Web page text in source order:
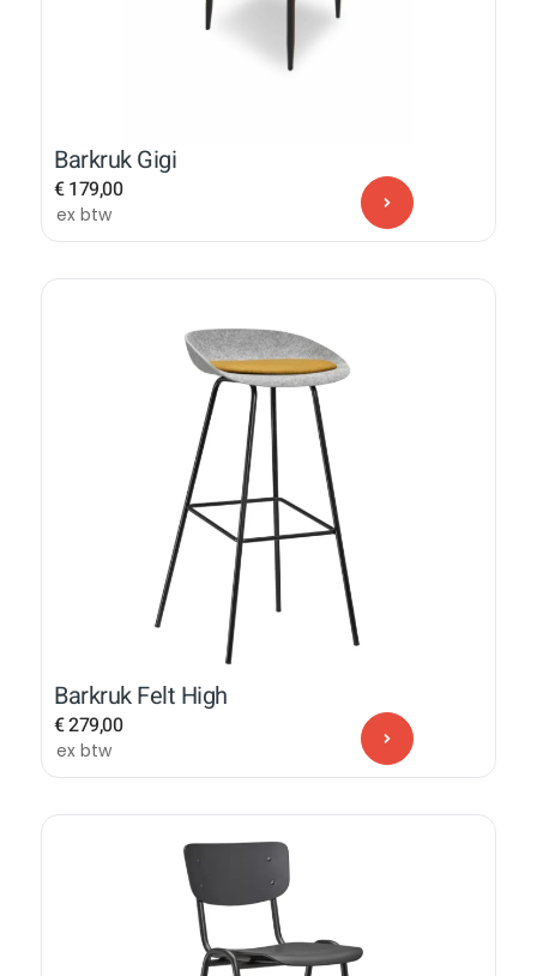
Barkruk Gigi
€179,00
ex btw
Barkruk Felt High
€279,00
ex btw